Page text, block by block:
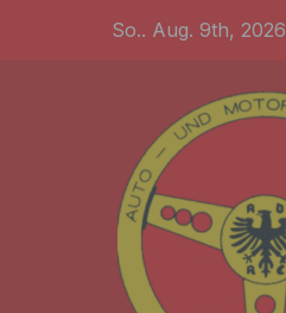
So.. Aug. 9th, 2026